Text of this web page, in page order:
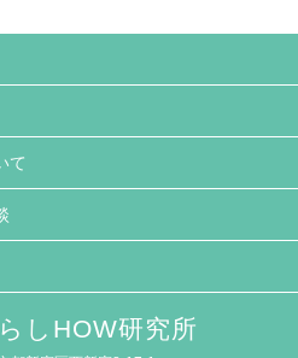
て
しHOW研究所